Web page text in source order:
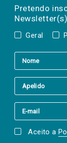
Pretendo
Geral
a(s)
mail
Aceito a